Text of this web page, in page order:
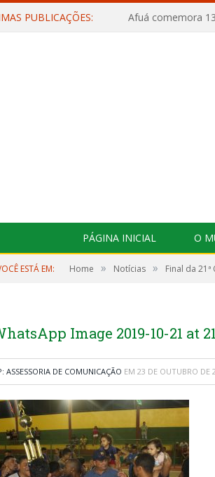
PUBLICAÇÕES:
PÁGINA INICIAL O
ESTÁ EM: Home » Notícias » Final da
Image 2019-10-21 at
ASSESSORIA DE COMUNICAÇÃO EM 23 DE OUTUBRO DE